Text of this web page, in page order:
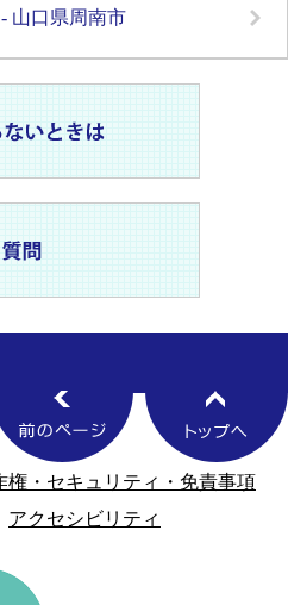
山口県周南市
権・セキュリティ・免責事項
アクセシビリティ